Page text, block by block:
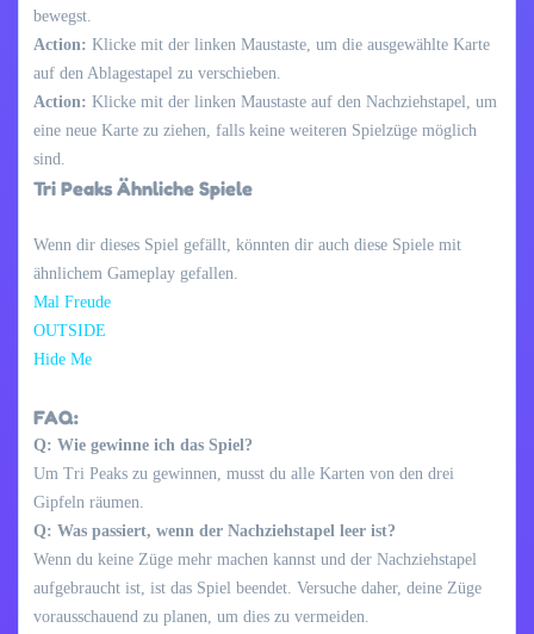
bewegst.
Action: Klicke mit der linken Maustaste, um die ausgewählte Karte
auf den Ablagestapel zu verschieben.
Action: Klicke mit der linken Maustaste auf den Nachziehstapel, um
eine neue Karte zu ziehen, falls keine weiteren Spielzüge möglich
sind.
Tri Peaks Ähnliche Spiele
Wenn dir dieses Spiel gefällt, könnten dir auch diese Spiele mit
ähnlichem Gameplay gefallen.
Mal Freude
OUTSIDE
Hide Me
FAQ:
Q: Wie gewinne ich das Spiel?
Um Tri Peaks zu gewinnen, musst du alle Karten von den drei
Gipfeln räumen.
Q: Was passiert, wenn der Nachziehstapel leer ist?
Wenn du keine Züge mehr machen kannst und der Nachziehstapel
aufgebraucht ist, ist das Spiel beendet. Versuche daher, deine Züge
vorausschauend zu planen, um dies zu vermeiden.